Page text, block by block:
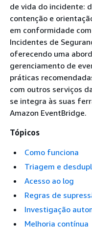
de vida do incidente:
contenção e
em conformidade
Incidentes de
oferecendo uma
gerenciamento de
práticas
com outros serviços
se integra às suas
Amazon EventBridge.
Tópicos
Como funciona
Triagem e
Acesso ao log
Regras de
Investigação
Melhoria contínua